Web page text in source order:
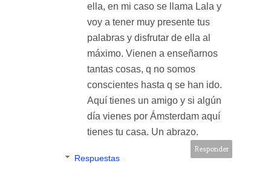
ella, en mi caso se llama Lala y
voy a tener muy presente tus
palabras y disfrutar de ella al
máximo. Vienen a enseñarnos
tantas cosas, q no somos
conscientes hasta q se han ido.
Aquí tienes un amigo y si algún
día vienes por Ámsterdam aquí
tienes tu casa. Un abrazo.
Responder
Respuestas